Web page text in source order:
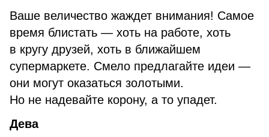
Ваше величество жаждет внимания! Самое
время блистать — хоть на работе, хоть
в кругу друзей, хоть в ближайшем
супермаркете. Смело предлагайте идеи —
они могут оказаться золотыми.
Но не надевайте корону, а то упадет.
Дева